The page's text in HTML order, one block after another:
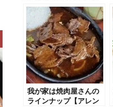
我が家は焼肉屋さんの
ラインナップ【アレン